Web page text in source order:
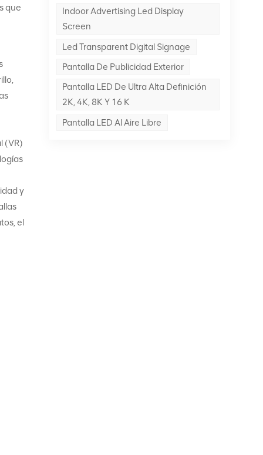
Indoor Advertising Led Display
Screen
Led Transparent Digital Signage
Pantalla De Publicidad Exterior
Pantalla LED De Ultra Alta Definición
2K, 4K, 8K Y 16 K
Pantalla LED Al Aire Libre
que
(VR)
y
el